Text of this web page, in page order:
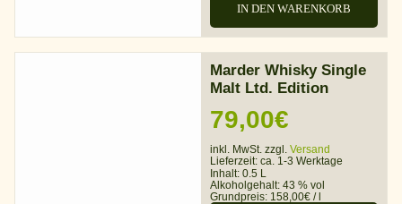
IN DEN WARENKORB
Marder Whisky Single
Malt Ltd. Edition
79,00€
inkl. MwSt. zzgl. Versand
Lieferzeit: ca. 1-3 Werktage
Inhalt: 0.5 L
Alkoholgehalt: 43 % vol
Grundpreis: 158,00€ /l